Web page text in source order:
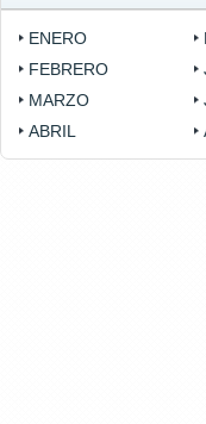
ENERO
FEBRERO
MARZO
ABRIL